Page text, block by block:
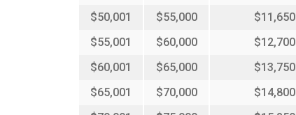
$50,001
$55,000
$55,001
$60,000
$60,001
$65,000
$65,001
$70,000
$11,650
$12,700
$13,750
$14,800